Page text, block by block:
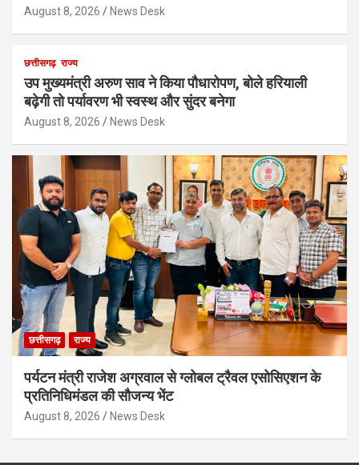
August 8, 2026 News Desk
छत्तीसगढ़ राज्य
उप मुख्यमंत्री अरुण साव ने किया पौधारोपण, बोले हरियाली
बढ़ेगी तो पर्यावरण भी स्वस्थ और सुंदर बनेगा
August 8, 2026 News Desk
छत्तीसगढ़ राज्य
पर्यटन मंत्री राजेश अग्रवाल से ग्लोबल ट्रैवल एसोसिएशन के
प्रतिनिधिमंडल की सौजन्य भेंट
August 8, 2026 News Desk